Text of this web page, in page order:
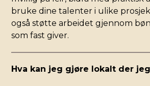
bruke dine talenter i ulike
også støtte arbeidet gjennom
som fast giver.
Hva kan jeg gjøre lokalt der